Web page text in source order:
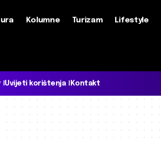
Kolumne Turizam Lifestyle
Uvijeti korištenja Kontakt